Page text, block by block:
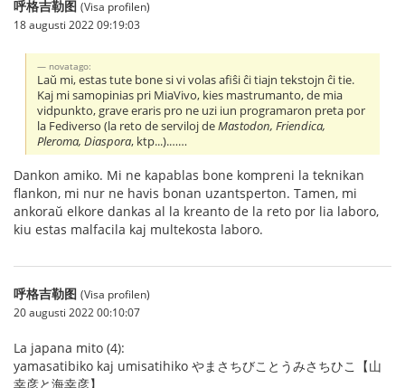
呼格吉勒图 (Visa profilen)
18 augusti 2022 09:19:03
novatago:
Laŭ mi, estas tute bone si vi volas afiŝi ĉi tiajn tekstojn ĉi tie.
Kaj mi samopinias pri MiaVivo, kies mastrumanto, de mia
vidpunkto, grave eraris pro ne uzi iun programaron preta por
la Fediverso (la reto de serviloj deMastodon, Friendica,
Pleroma, Diaspora, ktp...).……
Dankon amiko. Mi ne kapablas bone kompreni la teknikan
flankon, mi nur ne havis bonan uzantsperton. Tamen, mi
ankoraŭ elkore dankas al la kreanto de la reto por lia laboro,
kiu estas malfacila kaj multekosta laboro.
呼格吉勒图 (Visa profilen)
20 augusti 2022 00:10:07
La japana mito (4):
yamasatibiko kaj umisatihiko やまさちびことうみさちひこ【山
幸彦と海幸彦】